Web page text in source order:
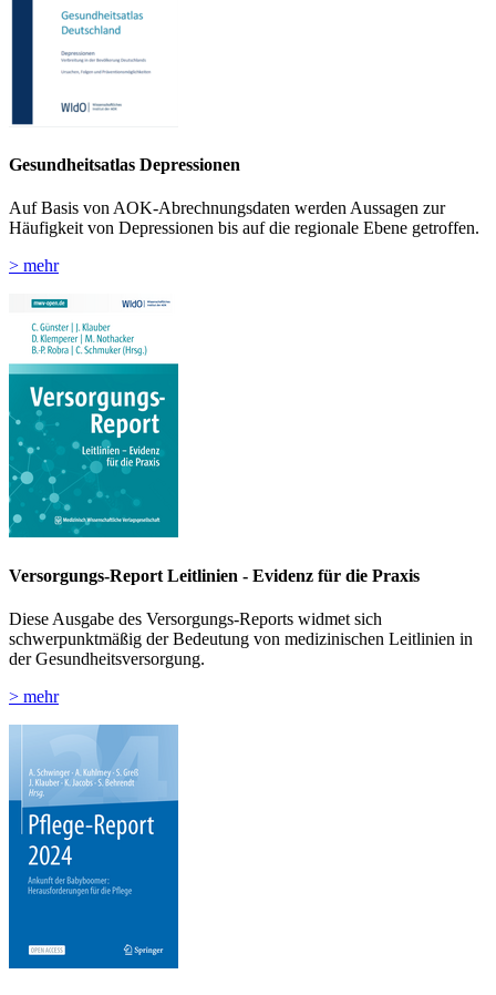
Gesundheitsatlas Depressionen
Auf Basis von AOK-Abrechnungsdaten werden Aussagen zur
Häufigkeit von Depressionen bis auf die regionale Ebene getroffen.
> mehr
Versorgungs-Report Leitlinien - Evidenz für die Praxis
Diese Ausgabe des Versorgungs-Reports widmet sich
schwerpunktmäßig der Bedeutung von medizinischen Leitlinien in
der Gesundheitsversorgung.
> mehr